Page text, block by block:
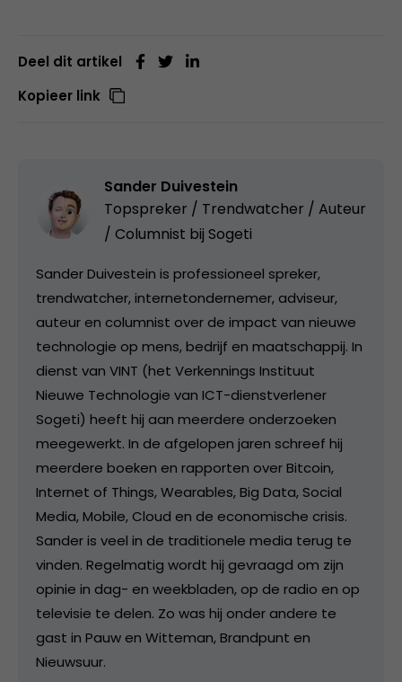
Deel dit artikel
Kopieer link
Sander Duivestein
Topspreker / Trendwatcher / Auteur
/ Columnist bij Sogeti
Sander Duivestein is professioneel spreker,
trendwatcher, internetondernemer, adviseur,
auteur en columnist over de impact van nieuwe
technologie op mens, bedrijf en maatschappij. In
dienst van VINT (het Verkennings Instituut
Nieuwe Technologie van ICT-dienstverlener
Sogeti) heeft hij aan meerdere onderzoeken
meegewerkt. In de afgelopen jaren schreef hij
meerdere boeken en rapporten over Bitcoin,
Internet of Things, Wearables, Big Data, Social
Media, Mobile, Cloud en de economische crisis.
Sander is veel in de traditionele media terug te
vinden. Regelmatig wordt hij gevraagd om zijn
opinie in dag- en weekbladen, op de radio en op
televisie te delen. Zo was hij onder andere te
gast in Pauw en Witteman, Brandpunt en
Nieuwsuur.